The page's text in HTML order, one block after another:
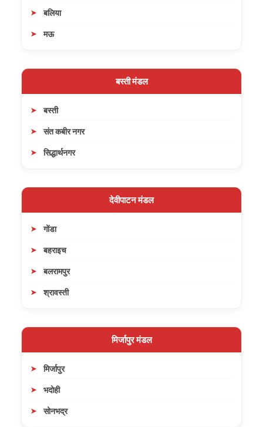
बलिया
मऊ
बस्ती मंडल
बस्ती
संत कबीर नगर
सिद्धार्थनगर
देवीपाटन मंडल
गोंडा
बहराइच
बलरामपुर
श्रावस्ती
मिर्जापुर मंडल
मिर्जापुर
भदोही
सोनभद्र